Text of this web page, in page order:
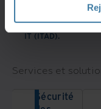
Téléchargez l'ebook
d'informations sur
IT (ITAD).
Services et
Sécurité